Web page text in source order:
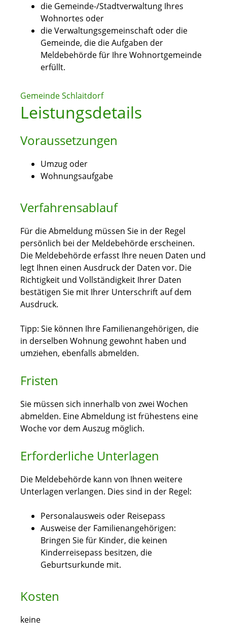
die Gemeinde-/Stadtverwaltung Ihres
Wohnortes oder
die Verwaltungsgemeinschaft oder die
Gemeinde, die die Aufgaben der
Meldebehörde für Ihre Wohnortgemeinde
erfüllt.
Gemeinde Schlaitdorf
Leistungsdetails
Voraussetzungen
Umzug oder
Wohnungsaufgabe
Verfahrensablauf
Für die Abmeldung müssen Sie in der Regel
persönlich bei der Meldebehörde erscheinen.
Die Meldebehörde erfasst Ihre neuen Daten und
legt Ihnen einen Ausdruck der Daten vor. Die
Richtigkeit und Vollständigkeit Ihrer Daten
bestätigen Sie mit Ihrer Unterschrift auf dem
Ausdruck.
Tipp: Sie können Ihre Familienangehörigen, die
in derselben Wohnung gewohnt haben und
umziehen, ebenfalls abmelden.
Fristen
Sie müssen sich innerhalb von zwei Wochen
abmelden. Eine Abmeldung ist frühestens eine
Woche vor dem Auszug möglich.
Erforderliche Unterlagen
Die Meldebehörde kann von Ihnen weitere
Unterlagen verlangen. Dies sind in der Regel:
Personalausweis oder Reisepass
Ausweise der Familienangehörigen:
Bringen Sie für Kinder, die keinen
Kinderreisepass besitzen, die
Geburtsurkunde mit.
Kosten
keine